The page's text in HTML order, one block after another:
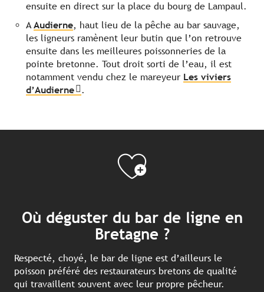
ensuite en direct sur la place du bourg de Lampaul.
AAudierne, haut lieu de la pêche au bar sauvage,
les ligneurs ramènent leur butin que l’on retrouve
ensuite dans les meilleures poissonneries de la
pointe bretonne. Tout droit sorti de l’eau, il est
notamment vendu chez le mareyeur Les viviers
d’Audierne
.
Où déguster du bar de ligne en
Bretagne ?
Respecté, choyé, le bar de ligne est d’ailleurs le
poisson préféré des restaurateurs bretons de qualité
qui travaillent souvent avec leur propre pêcheur.